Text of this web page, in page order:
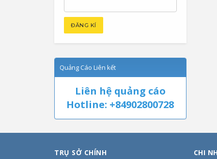
Quảng Cáo Liên kết
Liên hệ quảng cáo
Hotline: +84902800728
TRỤ SỞ CHÍNH CHI